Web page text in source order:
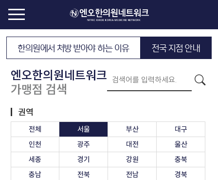
한의원에서 처방 받아야 하는 이유 전국 지점 안내
엔오한의원네트워크
가맹점 검색
권역
전체 서울 부산
대구
인천
광주 대전
울산
세종
경기 강원
충북
충남
전북 전남
경북